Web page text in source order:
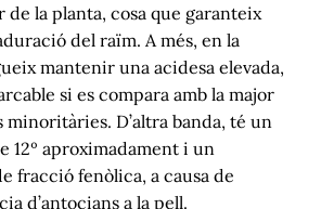
de la planta, cosa que garanteix
del raïm. A més, en la
mantenir una acidesa elevada,
si es compara amb la major
D’altra banda, té un
12º aproximadament i un
fracció fenòlica, a causa de
d’antocians a la pell.